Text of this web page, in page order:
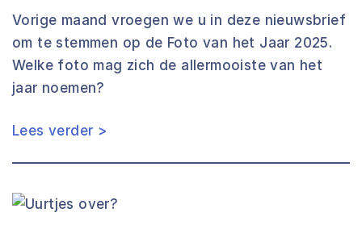
Vorige maand vroegen we u in deze nieuwsbrief
om te stemmen op de Foto van het Jaar 2025.
Welke foto mag zich de allermooiste van het
jaar noemen?
Lees verder >